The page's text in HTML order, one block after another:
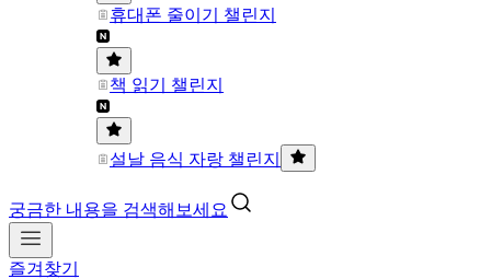
휴대폰 줄이기 챌린지
책 읽기 챌린지
설날 음식 자랑 챌린지
궁금한 내용을 검색해보세요
즐겨찾기